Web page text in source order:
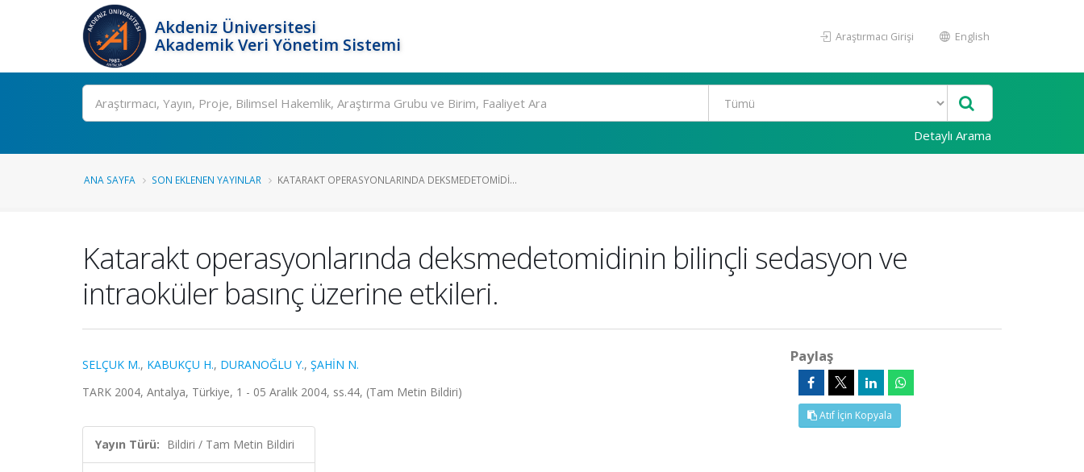
Akdeniz Üniversitesi
Akademik Veri Yönetim Sistemi
Araştırmacı Girişi English
Ara
Detaylı Arama
ANA SAYFA SON EKLENEN YAYINLAR KATARAKT OPERASYONLARINDA DEKSMEDETOMIDI...
Katarakt operasyonlarında deksmedetomidinin bilinçli sedasyon ve
intraoküler basınç üzerine etkileri.
SELÇUK M., KABUKÇU H., DURANOĞLU Y., ŞAHİN N.
TARK 2004, Antalya, Türkiye, 1 - 05 Aralık 2004, ss.44, (Tam Metin Bildiri)
Yayın Türü: Bildiri / Tam Metin Bildiri
Paylaş
Atıf İçin Kopyala